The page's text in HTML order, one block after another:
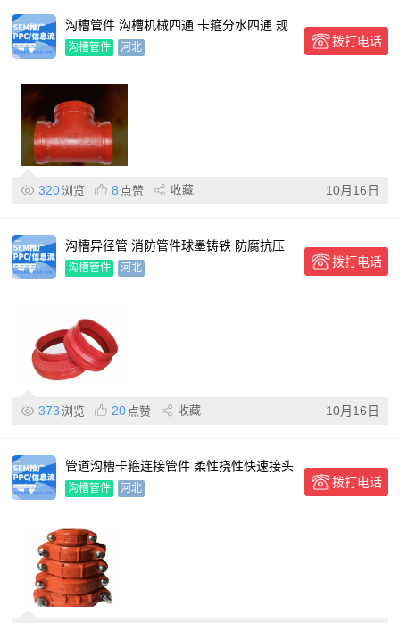
沟槽管件 沟槽机械四通 卡箍分水四通 规
格齐全
沟槽管件 河北 拨打电话
320浏览 8 点赞 收藏 10月16日
沟槽异径管 消防管件球墨铸铁 防腐抗压
给排水连接偏心大小头
沟槽管件 河北 拨打电话
373 浏览 20 点赞 收藏 10月16日
管道沟槽卡箍连接管件 柔性挠性快速接头
大口径
沟槽管件 河北 拨打电话